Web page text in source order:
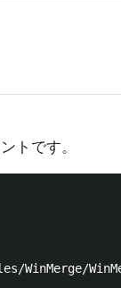
トです。
WinMerge/